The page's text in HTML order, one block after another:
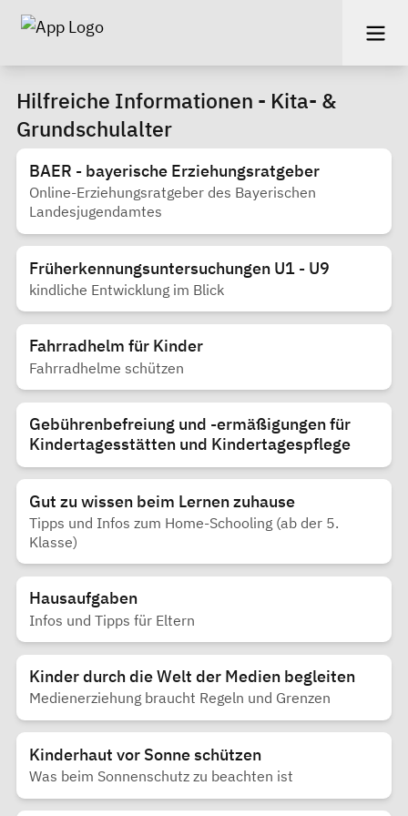
Hilfreiche Informationen - Kita- &
Grundschulalter
BAER - bayerische Erziehungsratgeber
Online-Erziehungsratgeber des Bayerischen
Landesjugendamtes
Früherkennungsuntersuchungen U1 - U9
kindliche Entwicklung im Blick
Fahrradhelm für Kinder
Fahrradhelme schützen
Gebührenbefreiung und -ermäßigungen für
Kindertagesstätten und Kindertagespflege
Gut zu wissen beim Lernen zuhause
Tipps und Infos zum Home-Schooling (ab der 5.
Klasse)
Hausaufgaben
Infos und Tipps für Eltern
Kinder durch die Welt der Medien begleiten
Medienerziehung braucht Regeln und Grenzen
Kinderhaut vor Sonne schützen
Was beim Sonnenschutz zu beachten ist